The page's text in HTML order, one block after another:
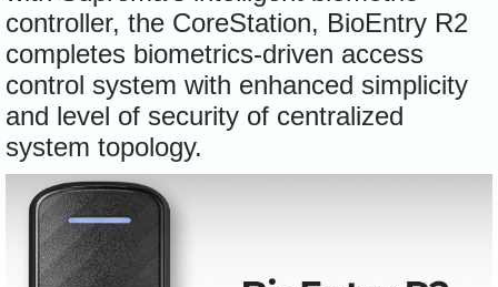
controller, the CoreStation, BioEntry R2
completes biometrics-driven access
control system with enhanced simplicity
and level of security of centralized
system topology.